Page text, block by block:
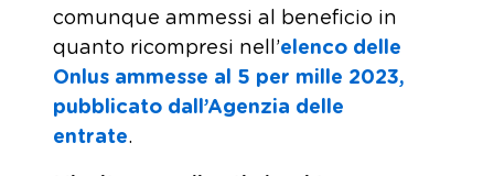
comunque ammessi al beneficio in
quanto ricompresi nell’elenco delle
Onlus ammesse al 5 per mille 2023,
pubblicato dall’Agenzia delle
entrate.